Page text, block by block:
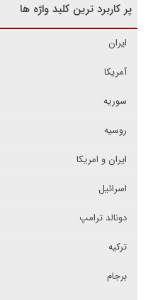
پر کاربرد ترین کلید واژه ها
ایران
آمریکا
سوریه
روسیه
ایران و امریکا
اسرائیل
دونالد ترامپ
ترکیه
برجام